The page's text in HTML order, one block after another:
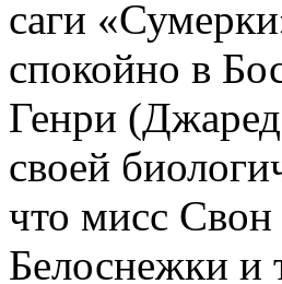
саги
спокойно в
Генри
своей
что мисс
Белоснежки и